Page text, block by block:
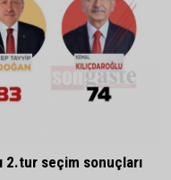
2.tur seçim sonuçları